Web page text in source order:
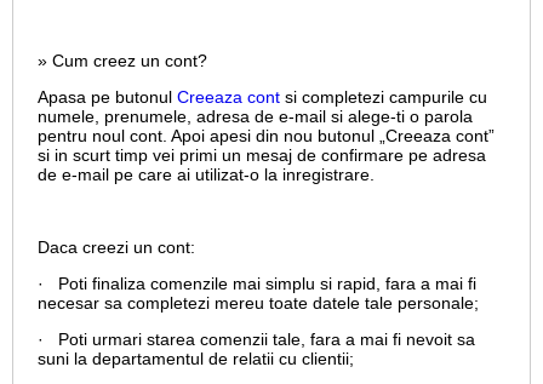
» Cum creez un cont?
Apasa pe butonul Creeaza cont si completezi campurile cu
numele, prenumele, adresa de e-mail si alege-ti o parola
pentru noul cont. Apoi apesi din nou butonul „Creeaza cont”
si in scurt timp vei primi un mesaj de confirmare pe adresa
de e-mail pe care ai utilizat-o la inregistrare.
Daca creezi un cont:
· Poti finaliza comenzile mai simplu si rapid, fara a mai fi
necesar sa completezi mereu toate datele tale personale;
· Poti urmari starea comenzii tale, fara a mai fi nevoit sa
suni la departamentul de relatii cu clientii;